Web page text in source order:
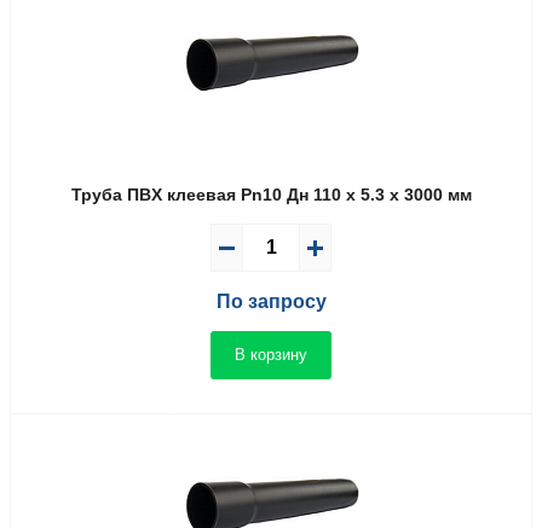
Труба ПВX клеевая Pn10 Дн 110 x 5.3 x 3000 мм
По запросу
В корзину